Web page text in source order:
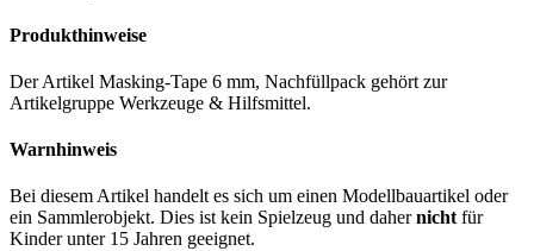
Produkthinweise
Der Artikel Masking-Tape 6 mm, Nachfüllpack gehört zur
Artikelgruppe Werkzeuge & Hilfsmittel.
Warnhinweis
Bei diesem Artikel handelt es sich um einen Modellbauartikel oder
ein Sammlerobjekt. Dies ist kein Spielzeug und dahernicht für
Kinder unter 15 Jahren geeignet.